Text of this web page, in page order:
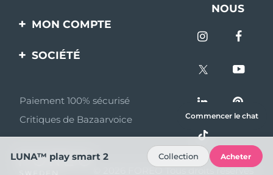
Contactez-nous
livraisons
Questions et réponses
Informations sur la
batterie
NOUS
MON COMPTE
Enregistrement produit
SOCIÉTÉ
Programme d’affiliation
Nouvelles d'affiliation
Paiement 100% sécurisé
Critiques de Bazaarvoice
© 2026 FOREO Tous droits réservés
Commencer le chat
LUNA™ play smart 2 Collection Acheter